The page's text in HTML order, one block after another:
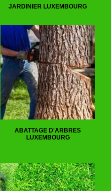
JARDINIER LUXEMBOURG
ABATTAGE D'ARBRES
LUXEMBOURG